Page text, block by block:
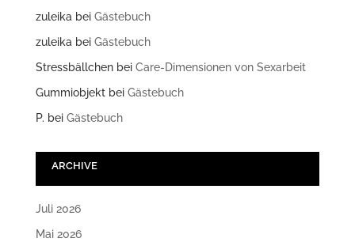
zuleika bei Gästebuch
zuleika bei Gästebuch
Stressbällchenbei Care-Dimensionen von Sexarbeit
Gummiobjektbei Gästebuch
P. bei Gästebuch
ARCHIVE
Juli 2026
Mai 2026